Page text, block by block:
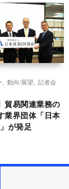
動向/展望
記者会
貿易関連業務の
業界団体「日本
が発足